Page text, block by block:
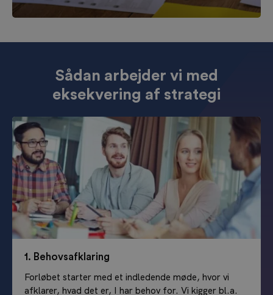
Sådan arbejder vi med
eksekvering af strategi
1. Behovsafklaring
Forløbet starter med et indledende møde, hvor vi
afklarer, hvad det er, I har behov for. Vi kigger bl.a.